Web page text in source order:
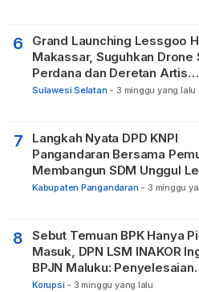
6
Grand Launching Lessgoo
Makassar, Suguhkan Drone
Perdana dan Deretan Artis
Nasional
Sulawesi Selatan - 3 minggu yang lalu
7
Langkah Nyata DPD KNPI
Pangandaran Bersama
Membangun SDM Unggul
Pendidikan
Kabupaten Pangandaran - 3 minggu
8
Sebut Temuan BPK Hanya
Masuk, DPN LSM INAKOR
BPJN Maluku: Penyelesaian
Administratif Tidak
Korupsi - 3 minggu yang lalu